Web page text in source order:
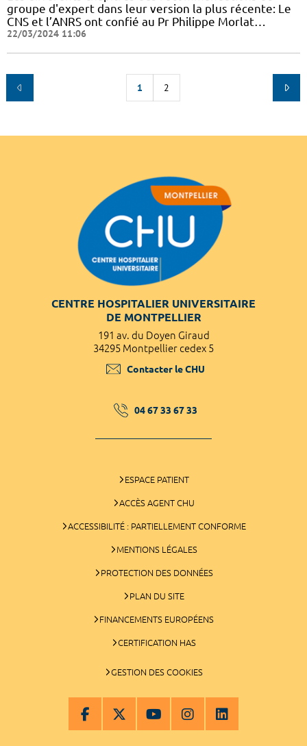
groupe d'expert dans leur version la plus récente: Le
CNS et l’ANRS ont confié au Pr Philippe Morlat…
22/03/2024 11:06
1 2
CENTRE HOSPITALIER UNIVERSITAIRE
DE MONTPELLIER
191 av. du Doyen Giraud
34295 Montpellier cedex 5
Contacter le CHU
04 67 33 67 33
ESPACE PATIENT
ACCÈS AGENT CHU
ACCESSIBILITÉ : PARTIELLEMENT CONFORME
MENTIONS LÉGALES
PROTECTION DES DONNÉES
PLAN DU SITE
FINANCEMENTS EUROPÉENS
CERTIFICATION HAS
GESTION DES COOKIES